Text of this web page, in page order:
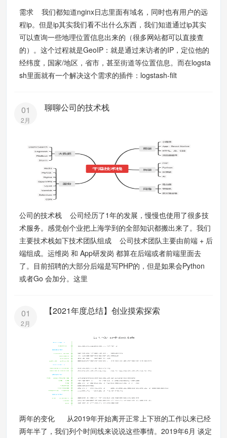
需求 我们都知道nginx日志里面有域名，同时也有用户的远
程ip。但是ip其实我们看不出什么东西，我们知道通过ip其实
可以查询一些地理位置信息出来的（很多网站都可以直接查
的）。这个过程就是GeoIP：就是通过来访者的IP，定位他的
经纬度，国家/地区，省市，甚至街道等位置信息。而在logsta
sh里面就有一个解决这个需求的插件：logstash-filt
01
2月
聊聊公司的技术栈
公司的技术栈 公司经历了1年的发展，慢慢也使用了很多技
术服务。感觉创个业把上海学到的全部知识都搬出来了。我们
主要技术栈如下技术团队组成 公司技术团队主要由前端 + 后
端组成。运维岗 和 App研发岗 都算在后端或者前端里面去
了。目前招聘的大部分后端是写PHP的，但是如果会Python
或者Go 会加分。这里
01
2月
【2021年度总结】创业摸索探索
两年的变化 从2019年开始离开正常上下班的工作以来已经
两年半了，我们列个时间线来说说这些事情。2019年6月 谈定